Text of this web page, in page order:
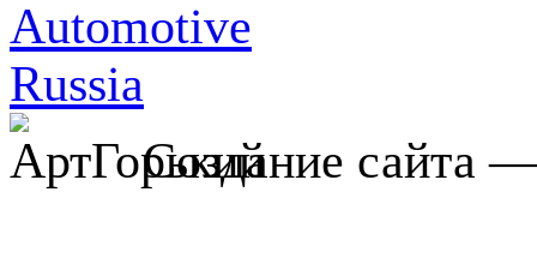
Создание сайта